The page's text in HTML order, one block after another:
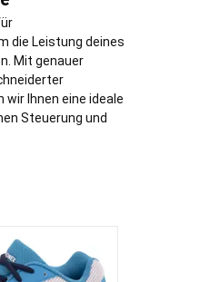
die Leistung deines
Mit genauer
wir Ihnen eine ideale
Steuerung und